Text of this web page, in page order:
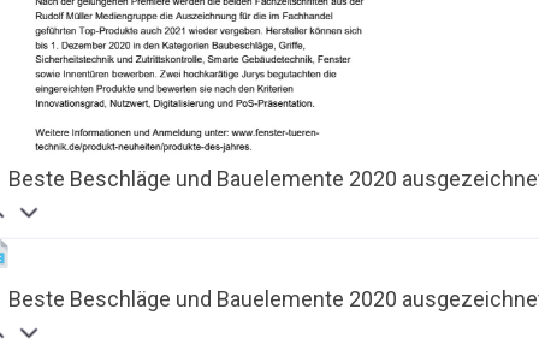
Beste Beschläge und Bauelemente 2020
Beste Beschläge und Bauelemente 2020